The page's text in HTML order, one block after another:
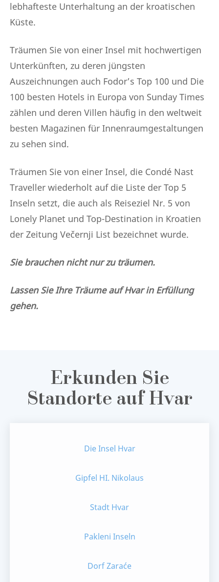
lebhafteste Unterhaltung an der kroatischen
Küste.
Träumen Sie von einer Insel mit hochwertigen
Unterkünften, zu deren jüngsten
Auszeichnungen auch Fodor’s Top 100 und Die
100 besten Hotels in Europa von Sunday Times
zählen und deren Villen häufig in den weltweit
besten Magazinen für Innenraumgestaltungen
zu sehen sind.
Träumen Sie von einer Insel, die Condé Nast
Traveller wiederholt auf die Liste der Top 5
Inseln setzt, die auch als Reiseziel Nr. 5 von
Lonely Planet und Top-Destination in Kroatien
der Zeitung Večernji List bezeichnet wurde.
Sie brauchen nicht nur zu träumen.
Lassen Sie Ihre Träume auf Hvar in Erfüllung
gehen.
Erkunden Sie
Standorte auf Hvar
Die Insel Hvar
Gipfel HI. Nikolaus
Stadt Hvar
Pakleni Inseln
Dorf Zaraće